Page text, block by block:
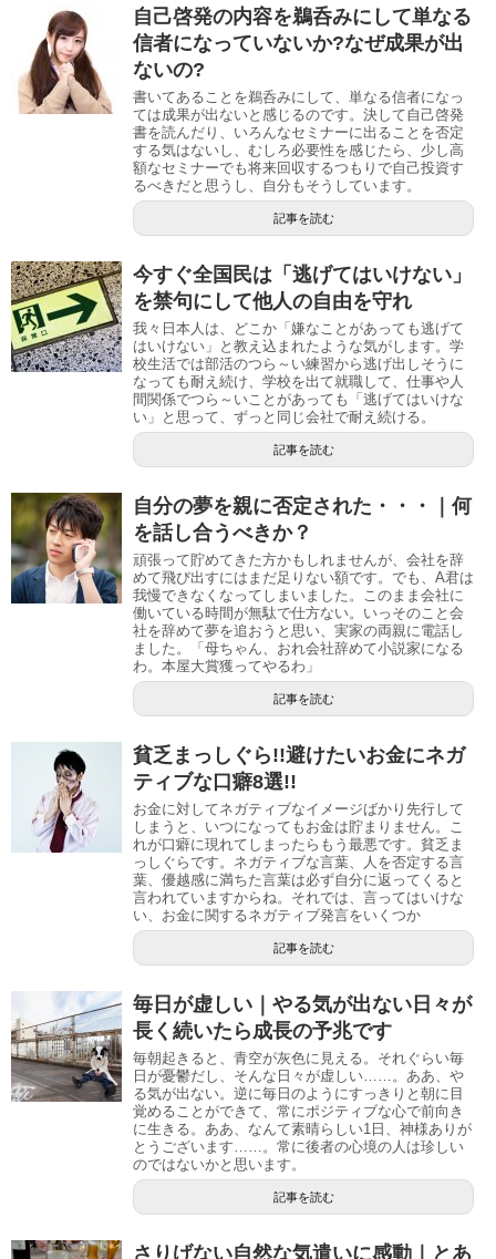
自己啓発の内容を鵜呑みにして単なる
信者になっていないか?なぜ成果が出
ないの?
書いてあることを鵜呑みにして、単なる信者になっ
ては成果が出ないと感じるのです。決して自己啓発
書を読んだり、いろんなセミナーに出ることを否定
する気はないし、むしろ必要性を感じたら、少し高
額なセミナーでも将来回収するつもりで自己投資す
るべきだと思うし、自分もそうしています。
記事を読む
今すぐ全国民は「逃げてはいけない」
を禁句にして他人の自由を守れ
我々日本人は、どこか「嫌なことがあっても逃げて
はいけない」と教え込まれたような気がします。学
校生活では部活のつら～い練習から逃げ出しそうに
なっても耐え続け、学校を出て就職して、仕事や人
間関係でつら～いことがあっても「逃げてはいけな
い」と思って、ずっと同じ会社で耐え続ける。
記事を読む
自分の夢を親に否定された・・・｜何
を話し合うべきか？
頑張って貯めてきた方かもしれませんが、会社を辞
めて飛び出すにはまだ足りない額です。でも、A君は
我慢できなくなってしまいました。このまま会社に
働いている時間が無駄で仕方ない。いっそのこと会
社を辞めて夢を追おうと思い、実家の両親に電話し
ました。「母ちゃん、おれ会社辞めて小説家になる
わ。本屋大賞獲ってやるわ」
記事を読む
貧乏まっしぐら!!避けたいお金にネガ
ティブな口癖8選!!
お金に対してネガティブなイメージばかり先行して
しまうと、いつになってもお金は貯まりません。こ
れが口癖に現れてしまったらもう最悪です。貧乏ま
っしぐらです。ネガティブな言葉、人を否定する言
葉、優越感に満ちた言葉は必ず自分に返ってくると
言われていますからね。それでは、言ってはいけな
い、お金に関するネガティブ発言をいくつか
記事を読む
毎日が虚しい｜やる気が出ない日々が
長く続いたら成長の予兆です
毎朝起きると、青空が灰色に見える。それぐらい毎
日が憂鬱だし、そんな日々が虚しい……。ああ、や
る気が出ない。逆に毎日のようにすっきりと朝に目
覚めることができて、常にポジティブな心で前向き
に生きる。ああ、なんて素晴らしい1日、神様ありが
とうございます……。常に後者の心境の人は珍しい
のではないかと思います。
記事を読む
さりげない自然な気遣いに感動｜とあ